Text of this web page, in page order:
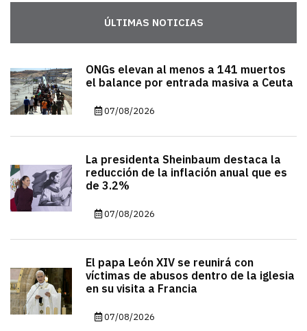
ÚLTIMAS NOTICIAS
ONGs elevan al menos a 141 muertos
el balance por entrada masiva a Ceuta
07/08/2026
La presidenta Sheinbaum destaca la
reducción de la inflación anual que es
de 3.2%
07/08/2026
El papa León XIV se reunirá con
víctimas de abusos dentro de la iglesia
en su visita a Francia
07/08/2026